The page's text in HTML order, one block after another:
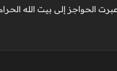
الحواجز إلى بيت الله